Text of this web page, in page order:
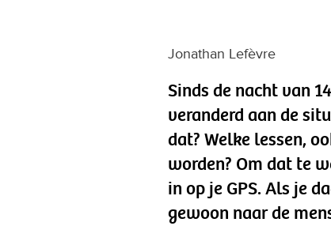
Jonathan Lefèvre
Sinds de nacht van
veranderd aan de
dat? Welke lessen,
worden? Om dat te
in op je GPS. Als je
gewoon naar de